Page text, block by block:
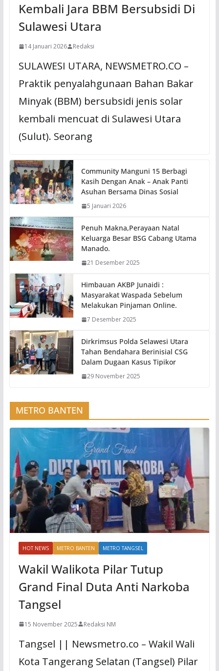
Kembali Jara BBM Bersubsidi Di
Sulawesi Utara
14 Januari 2026 Redaksi
SULAWESI UTARA, NEWSMETRO.CO –
Praktik penyalahgunaan Bahan Bakar
Minyak (BBM) bersubsidi jenis solar
kembali mencuat di Sulawesi Utara
(Sulut). Seorang
Community Manguni 15 Berbagi
Kasih Dengan Anak – Anak Panti
Asuhan Bersama Dinas Sosial
5 Januari 2026
Penuh Makna,Perayaan Natal
Keluarga Besar BSG Cabang Utama
Manado.
21 Desember 2025
Himbauan AKBP Junaidi :
Masyarakat Waspada Sebelum
Melakukan Pinjaman Online.
7 Desember 2025
Dirkrimsus Polda Selawesi Utara
Tahan Bendahara Berinisial CSG
Dalam Dugaan Kasus Tipikor
29 November 2025
METRO BANTEN
HOT NEWS METRO BANTEN METRO TANGSEL
Wakil Walikota Pilar Tutup
Grand Final Duta Anti Narkoba
Tangsel
15 November 2025 Redaksi NM
Tangsel || Newsmetro.co – Wakil Wali
Kota Tangerang Selatan (Tangsel) Pilar